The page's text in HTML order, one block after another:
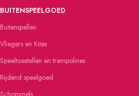
BUITENSPEELGOED
Buitenspellen
Vliegers en Kites
Speeltoestellen en trampolines
Rijdend speelgoed
Schommels